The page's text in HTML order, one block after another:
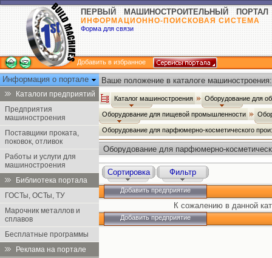
ПЕРВЫЙ МАШИНОСТРОИТЕЛЬНЫЙ ПОРТАЛ
ИНФОРМАЦИОННО-ПОИСКОВАЯ СИСТЕМА
Форма для связи
Добавить в избранное
Информация о портале
Каталоги предприятий
Предприятия
машиностроения
Поставщики проката,
поковок, отливок
Работы и услуги для
машиностроения
Библиотека портала
ГОСТы, ОСТы, ТУ
Марочник металлов и
сплавов
Бесплатные программы
Реклама на портале
Ваше положение в каталоге машиностроения:
Каталог машиностроения Оборудование для
Оборудование для пищевой промышленности
Оборудование для парфюмерно-косметического
Оборудование для парфюмерно-
Сортировка Фильтр
Добавить предприятие
К сожалению в данной
Добавить предприятие